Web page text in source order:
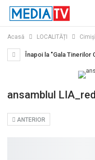
Acasă LOCALITĂȚI
Înapoi la "Gala Tinerilor
ansamblul LIA_red
ANTERIOR